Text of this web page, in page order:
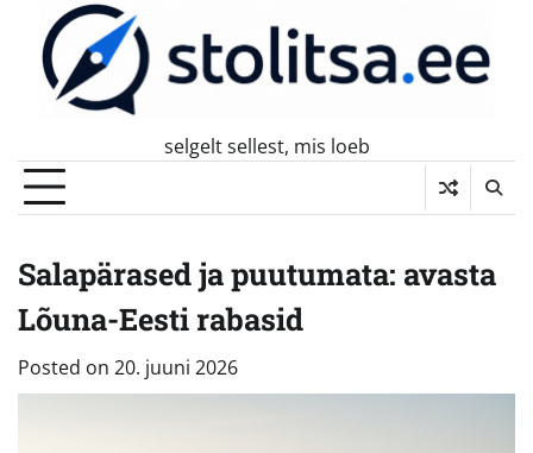
content
selgelt sellest, mis loeb
Salapärased ja puutumata: avasta
Lõuna-Eesti rabasid
Posted on 20. juuni 2026